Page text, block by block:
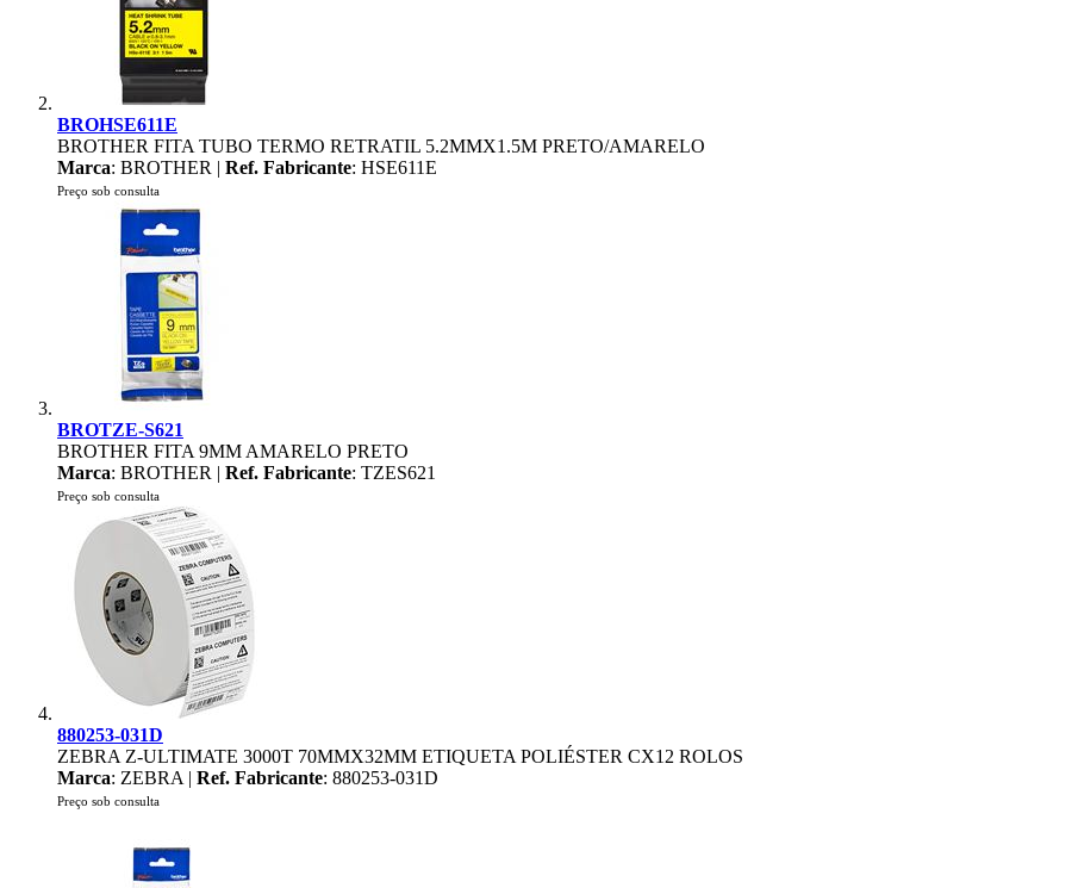
BROHSE611E
BROTHER FITA TUBO TERMO RETRATIL 5.2MMX1.5M PRETO/AMARELO
Marca: BROTHER | Ref. Fabricante: HSE611E
Preço sob consulta
BROTZE-S621
BROTHER FITA 9MM AMARELO PRETO
Marca: BROTHER | Ref. Fabricante: TZES621
Preço sob consulta
880253-031D
ZEBRA Z-ULTIMATE 3000T 70MMX32MM ETIQUETA POLIÉSTER CX12 ROLOS
Marca: ZEBRA | Ref. Fabricante: 880253-031D
Preço sob consulta